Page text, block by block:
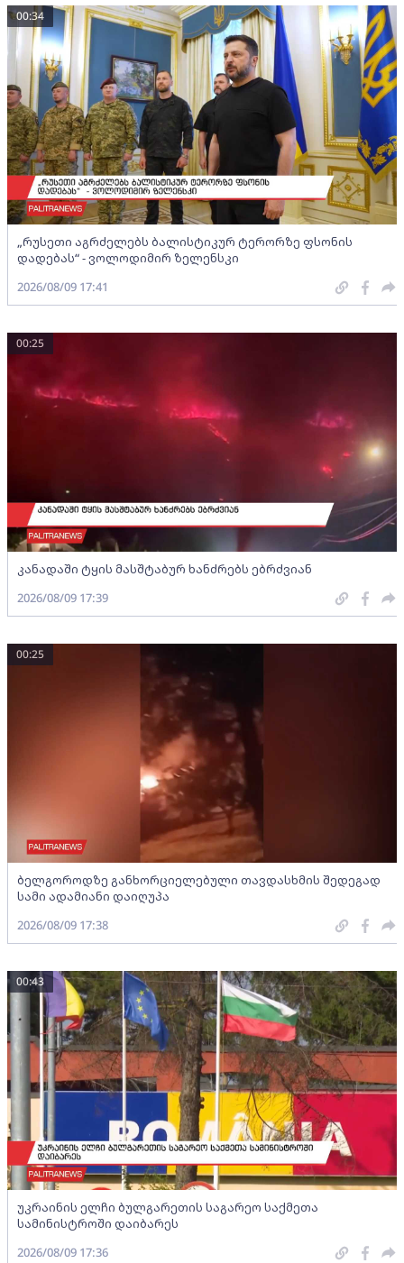
„რუსეთი აგრძელებს ბალისტიკურ ტერორზე ფსონის
დადებას“ - ვოლოდიმირ ზელენსკი
00:34
2026/08/09 17:41
კანადაში ტყის მასშტაბურ ხანძრებს ებრძვიან
00:25
2026/08/09 17:39
ბელგოროდზე განხორციელებული თავდასხმის შედეგად
სამი ადამიანი დაიღუპა
00:25
2026/08/09 17:38
უკრაინის ელჩი ბულგარეთის საგარეო საქმეთა
სამინისტროში დაიბარეს
00:43
2026/08/09 17:36